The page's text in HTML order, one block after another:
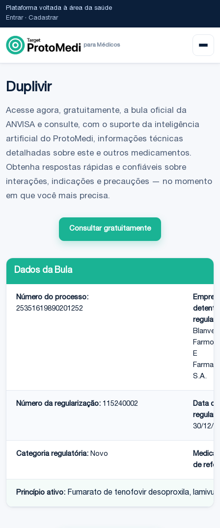
Plataforma voltada à área da saúde
Entrar· Cadastrar
para Médicos
Duplivir
Acesse agora, gratuitamente, a bula oficial da
ANVISA e consulte, com o suporte da inteligência
artificial do ProtoMedi, informações técnicas
detalhadas sobre este e outros medicamentos.
Obtenha respostas rápidas e confiáveis sobre
interações, indicações e precauções — no momento
em que você mais precisa.
Consultar gratuitamente
Dados da Bula
Número do processo:
25351619890201252
Blanver
E
S.A.
Número da regularização: 115240002
Data da
30/12/
Categoria regulatória: Novo
de
Princípio ativo: Fumarato de tenofovir desoproxila,